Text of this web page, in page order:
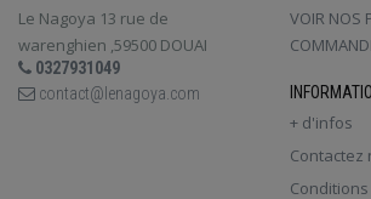
Le Nagoya 13 rue de
warenghien ,59500 DOUAI
0327931049
contact@lenagoya.com
VOIR NOS
+ d'infos
Contactez